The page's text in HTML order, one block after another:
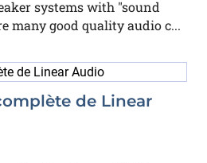
systems with "sound
many good quality audio c...
de Linear